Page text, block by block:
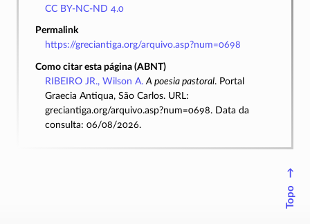
CC BY-NC-ND 4.0
Permalink
https://greciantiga.org/arquivo.asp?num=0698
Como citar esta página (ABNT)
RIBEIRO JR., Wilson A. A poesia pastoral. Portal
Graecia Antiqua, São Carlos. URL:
greciantiga.org/arquivo.asp?num=0698. Data da
consulta: 06/08/2026.
↑
Topo